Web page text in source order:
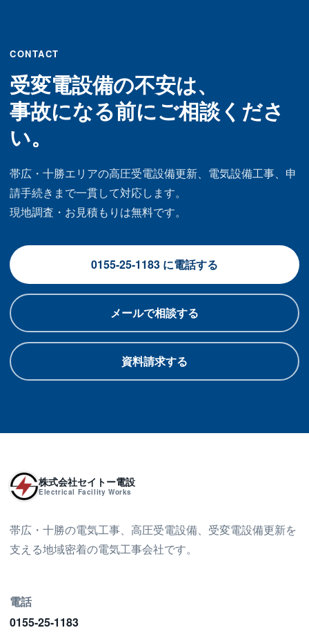
CONTACT
受変電設備の不安は、
事故になる前にご相談くださ
い。
帯広・十勝エリアの高圧受電設備更新、電気設備工事、申
請手続きまで一貫して対応します。
現地調査・お見積もりは無料です。
0155-25-1183 に電話する
メールで相談する
資料請求する
株式会社セイトー電設
Electrical Facility Works
帯広・十勝の電気工事、高圧受電設備、受変電設備更新を
支える地域密着の電気工事会社です。
電話
0155-25-1183